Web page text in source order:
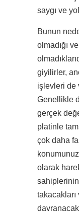
saygı ve
Bunun
olmadığı
giyilirler,
işlevleri de
Genellikle
gerçek
platinle
çok daha
olarak
sahiplerinin